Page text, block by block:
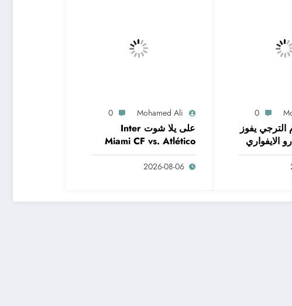
0
يفوز
الايفواري
Mohamed Ali
0
على يلا شوت Inter
Miami CF vs. Atlético
San Luis | Leagues
2026-08-06